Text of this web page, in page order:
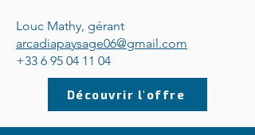
Louc Mathy, gérant
arcadiapaysage06@gmail.com
+33 6 95 04 11 04
Découvrir l'offre